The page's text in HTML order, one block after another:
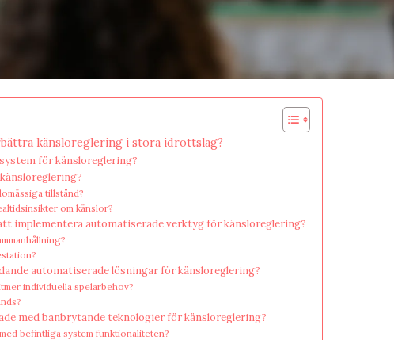
känsloreglering i stora idrottslag?
för känsloreglering?
tillstånd?
om känslor?
implementera automatiserade verktyg för känsloreglering?
automatiserade lösningar för känsloreglering?
individuella spelarbehov?
med banbrytande teknologier för känsloreglering?
befintliga system funktionaliteten?